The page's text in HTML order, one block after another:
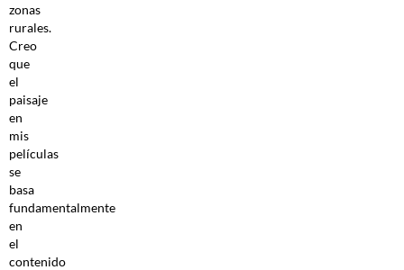
zonas
rurales.
Creo
que
el
paisaje
en
mis
películas
se
basa
fundamentalmente
en
el
contenido